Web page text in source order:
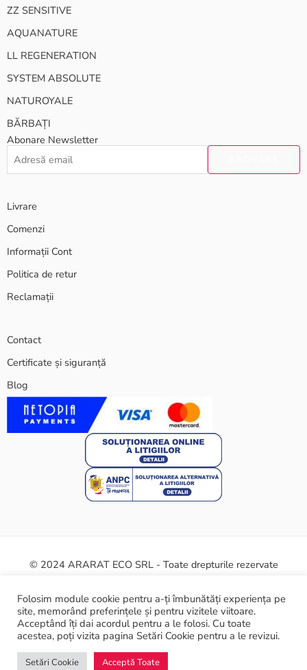
ZZ SENSITIVE
AQUANATURE
LL REGENERATION
SYSTEM ABSOLUTE
NATUROYALE
BĂRBAȚI
Abonare Newsletter
Livrare
Comenzi
Informații Cont
Politica de retur
Reclamații
Contact
Certificate și siguranță
Blog
© 2024 ARARAT ECO SRL - Toate drepturile rezervate
Termeni și condiții Politica cookie Certificate și siguranță
ANPC
Folosim module cookie pentru a-ți îmbunătăți experiența pe
site, memorând preferințele și pentru vizitele viitoare.
Acceptând îți dai acordul pentru a le folosi. Cu toate
acestea, poți vizita pagina Setări Cookie pentru a le revizui.
Setări Cookie Acceptă Toate